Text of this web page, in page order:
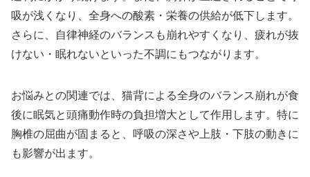
吸が浅くなり、全身への酸素・栄養の供給が低下します。
さらに、自律神経のバランスも崩れやすくなり、疲れが抜
けない・眠れないといった不調にもつながります。
お悩みとの関連では、猫背による全身のバランス崩れが食
後に眠気と頭痛動作時の負担増大として作用します。特に
胸椎の屈曲が固まると、呼吸の深さや上肢・下肢の動きに
も影響が出ます。